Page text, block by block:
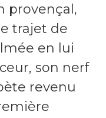
provençal,
trajet de
en lui
son nerf
revenu